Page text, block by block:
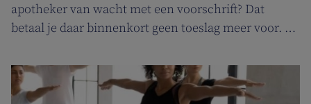
apotheker van wacht met een voorschrift? Dat
betaal je daar binnenkort geen toeslag meer voor. In
apothekers van wacht.